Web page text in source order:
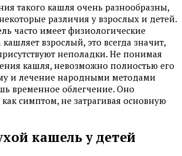
такого кашля очень разнообразны,
различия у взрослых и детей.
часто имеет физиологические
взрослый, это всегда значит,
неполадки. Не понимая
кашля, невозможно полностью его
и лечение народными методами
временное облегчение. Оно
симптом, не затрагивая основную
кашель у детей